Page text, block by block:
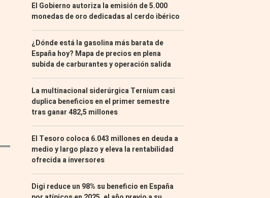
El Gobierno autoriza la emisión de 5.000
monedas de oro dedicadas al cerdo ibérico
¿Dónde está la gasolina más barata de
España hoy? Mapa de precios en plena
subida de carburantes y operación salida
La multinacional siderúrgica Ternium casi
duplica beneficios en el primer semestre
tras ganar 482,5 millones
El Tesoro coloca 6.043 millones en deuda a
medio y largo plazo y eleva la rentabilidad
ofrecida a inversores
Digi reduce un 98% su beneficio en España